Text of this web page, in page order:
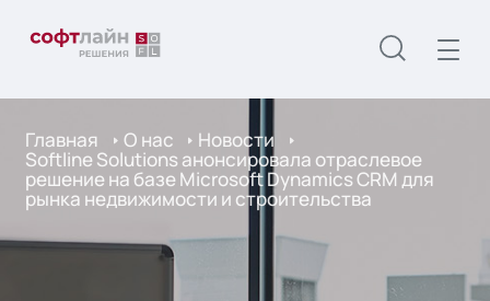
Главная О нас Новости
Softline Solutions анонсировала отраслевое
решение на базе Microsoft Dynamics CRM для
рынка недвижимости и строительства